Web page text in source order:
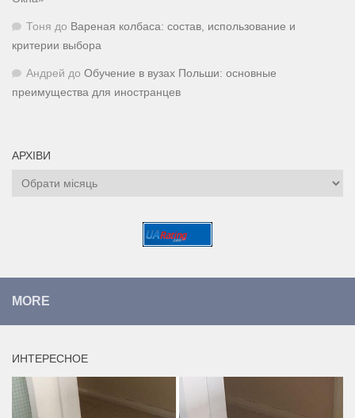
Тоня до Вареная колбаса: состав, использование и
критерии выбора
Андрей до Обучение в вузах Польши: основные
преимущества для иностранцев
АРХІВИ
Архіви
MORE
ИНТЕРЕСНОЕ